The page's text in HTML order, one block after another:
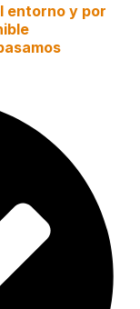
entorno y por